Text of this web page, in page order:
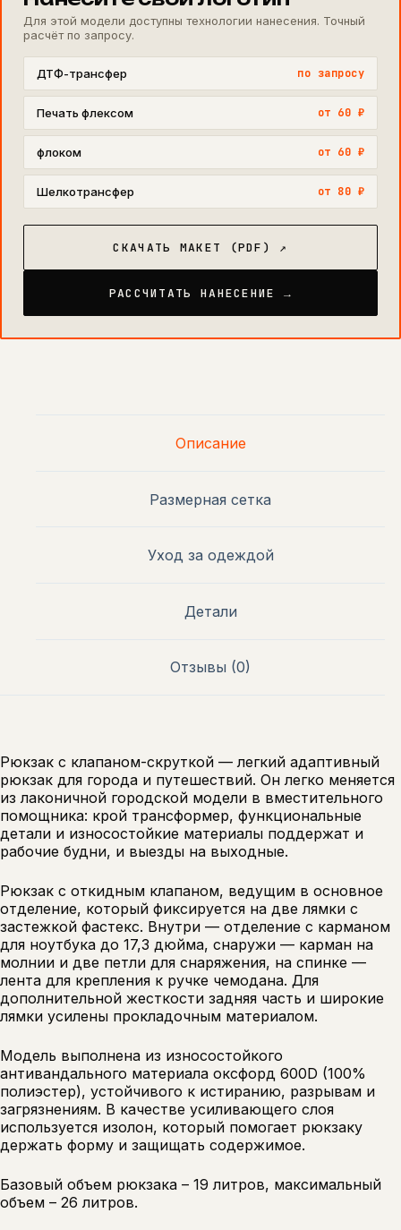
Для этой модели доступны технологии нанесения. Точный
расчёт по запросу.
ДТФ-трансфер по запросу
Печать флексом от 60 ₽
флоком от 60 ₽
Шелкотрансфер от 80 ₽
СКАЧАТЬ МАКЕТ (PDF) ↗
РАССЧИТАТЬ НАНЕСЕНИЕ →
Описание
Размерная сетка
Уход за одеждой
Детали
Отзывы (0)
Рюкзак с клапаном-скруткой — легкий адаптивный
рюкзак для города и путешествий. Он легко меняется
из лаконичной городской модели в вместительного
помощника: крой трансформер, функциональные
детали и износостойкие материалы поддержат и
рабочие будни, и выезды на выходные.
Рюкзак с откидным клапаном, ведущим в основное
отделение, который фиксируется на две лямки с
застежкой фастекс. Внутри — отделение с карманом
для ноутбука до 17,3 дюйма, снаружи — карман на
молнии и две петли для снаряжения, на спинке —
лента для крепления к ручке чемодана. Для
дополнительной жесткости задняя часть и широкие
лямки усилены прокладочным материалом.
Модель выполнена из износостойкого
антивандального материала оксфорд 600D (100%
полиэстер), устойчивого к истиранию, разрывам и
загрязнениям. В качестве усиливающего слоя
используется изолон, который помогает рюкзаку
держать форму и защищать содержимое.
Базовый объем рюкзака – 19 литров, максимальный
объем – 26 литров.